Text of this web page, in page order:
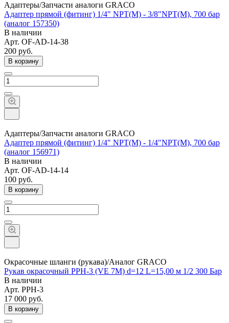
Адаптеры/Запчасти аналоги GRACO
Адаптер прямой (фитинг) 1/4" NPT(M) - 3/8"NPT(M), 700 бар
(аналог 157350)
В наличии
Арт. OF-AD-14-38
200 руб.
В корзину
Адаптеры/Запчасти аналоги GRACO
Адаптер прямой (фитинг) 1/4" NPT(M) - 1/4"NPT(M), 700 бар
(аналог 156971)
В наличии
Арт. OF-AD-14-14
100 руб.
В корзину
Окрасочные шланги (рукава)/Аналог GRACO
Рукав окрасочный PPH-3 (VE 7M) d=12 L=15,00 м 1/2 300 Бар
В наличии
Арт. PPH-3
17 000 руб.
В корзину